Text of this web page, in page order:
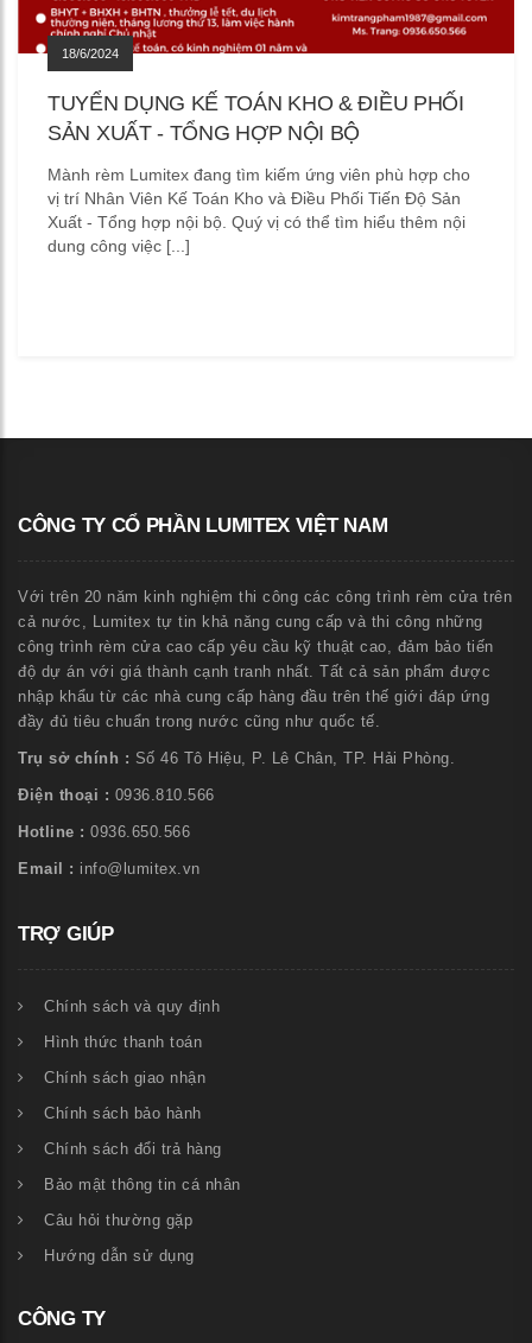
18/6/2024
TUYỂN DỤNG KẾ TOÁN KHO & ĐIỀU PHỐI
SẢN XUẤT - TỔNG HỢP NỘI BỘ
Mành rèm Lumitex đang tìm kiếm ứng viên phù hợp cho
vị trí Nhân Viên Kế Toán Kho và Điều Phối Tiến Độ Sản
Xuất - Tổng hợp nội bộ. Quý vị có thể tìm hiểu thêm nội
dung công việc [...]
CÔNG TY CỔ PHẦN LUMITEX VIỆT NAM
Với trên 20 năm kinh nghiệm thi công các công trình rèm cửa trên
cả nước, Lumitex tự tin khả năng cung cấp và thi công những
công trình rèm cửa cao cấp yêu cầu kỹ thuật cao, đảm bảo tiến
độ dự án với giá thành cạnh tranh nhất. Tất cả sản phẩm được
nhập khẩu từ các nhà cung cấp hàng đầu trên thế giới đáp ứng
đầy đủ tiêu chuẩn trong nước cũng như quốc tế.
Trụ sở chính : Số 46 Tô Hiệu, P. Lê Chân, TP. Hải Phòng.
Điện thoại : 0936.810.566
Hotline : 0936.650.566
Email : info@lumitex.vn
TRỢ GIÚP
Chính sách và quy định
Hình thức thanh toán
Chính sách giao nhận
Chính sách bảo hành
Chính sách đổi trả hàng
Bảo mật thông tin cá nhân
Câu hỏi thường gặp
Hướng dẫn sử dụng
CÔNG TY